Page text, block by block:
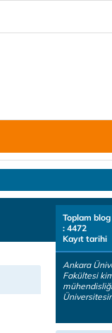
Toplam blog
: 4472
Kayıt tarihi
Ankara
Fakültesi